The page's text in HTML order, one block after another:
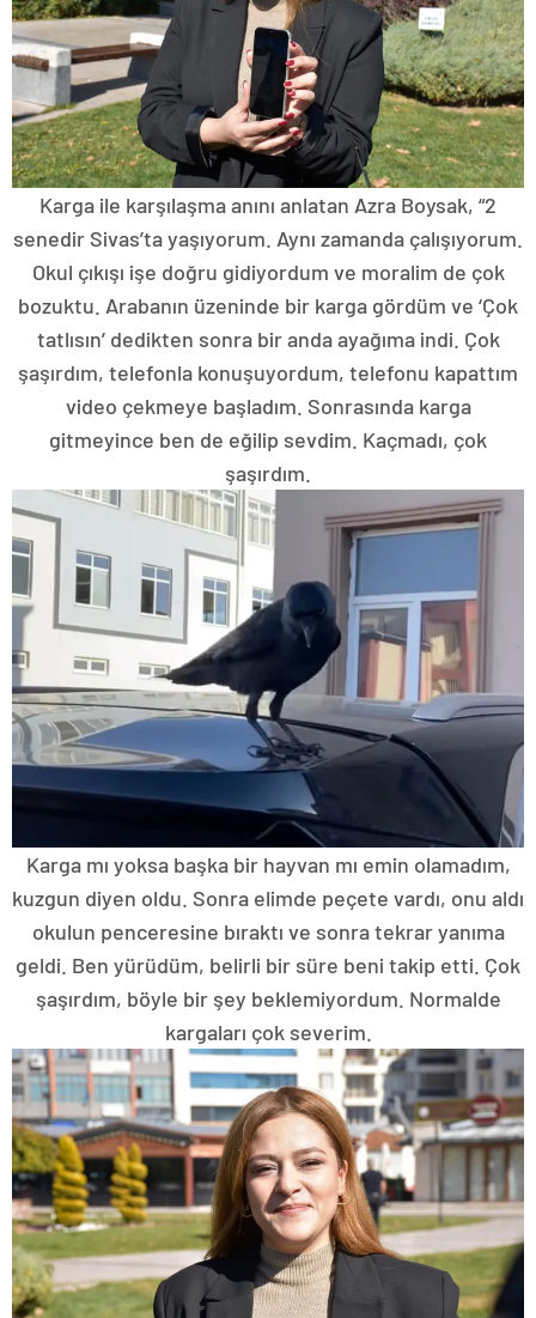
Karga ile karşılaşma anını anlatan Azra Boysak, “2
senedir Sivas’ta yaşıyorum. Aynı zamanda çalışıyorum.
Okul çıkışı işe doğru gidiyordum ve moralim de çok
bozuktu. Arabanın üzeninde bir karga gördüm ve ‘Çok
tatlısın’ dedikten sonra bir anda ayağıma indi. Çok
şaşırdım, telefonla konuşuyordum, telefonu kapattım
video çekmeye başladım. Sonrasında karga
gitmeyince ben de eğilip sevdim. Kaçmadı, çok
şaşırdım.
Karga mı yoksa başka bir hayvan mı emin olamadım,
kuzgun diyen oldu. Sonra elimde peçete vardı, onu aldı
okulun penceresine bıraktı ve sonra tekrar yanıma
geldi. Ben yürüdüm, belirli bir süre beni takip etti. Çok
şaşırdım, böyle bir şey beklemiyordum. Normalde
kargaları çok severim.